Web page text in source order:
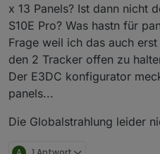
x 13 Panels? Ist dann nicht
S10E Pro? Was hastn für
Frage weil ich das auch
den 2 Tracker offen zu
Der E3DC konfigurator
panels...
Die Globalstrahlung leider